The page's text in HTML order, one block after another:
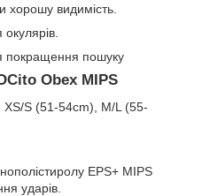
хорошу видимість.
покращення пошуку
Obex MIPS
XS/S (51-54cm), M/L (55-
EPS+ MIPS
ударів.